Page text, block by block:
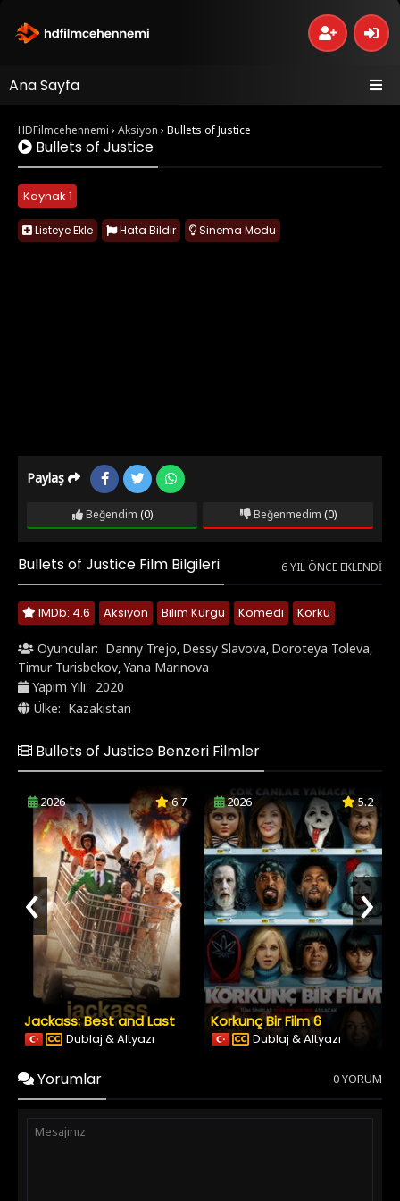
Ana Sayfa
HDFilmcehennemi › Aksiyon › Bullets of Justice
Bullets of Justice
Kaynak 1
Listeye Ekle Hata Bildir Sinema Modu
Paylaş
Beğendim (0) Beğenmedim (0)
Bullets of Justice Film Bilgileri 6 YIL ÖNCE EKLENDI
IMDb: 4.6 Aksiyon Bilim Kurgu Komedi Korku
Oyuncular: Danny Trejo, Dessy Slavova, Doroteya Toleva,
Timur Turisbekov,Yana Marinova
Yapım Yılı: 2020
Ülke: Kazakistan
Bullets of Justice Benzeri Filmler
2026 6.7
Jackass: Best and Last
Dublaj & Altyazı
2026 5.2
Korkunç Bir Film 6
Dublaj & Altyazı
‹ ›
Yorumlar 0 YORUM